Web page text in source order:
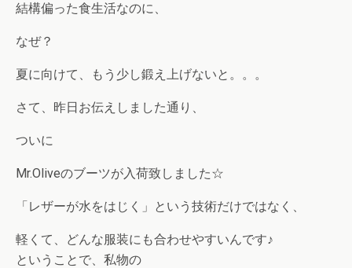
結構偏った食生活なのに、
なぜ？
夏に向けて、もう少し鍛え上げないと。。。
さて、昨日お伝えしました通り、
ついに
Mr.Oliveのブーツが入荷致しました☆
「レザーが水をはじく」という技術だけではなく、
軽くて、どんな服装にも合わせやすいんです♪
ということで、私物の